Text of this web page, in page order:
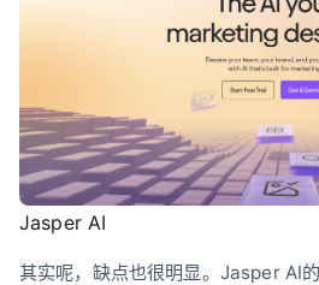
Jasper AI
其实呢，缺点也很明显。Jasper AI